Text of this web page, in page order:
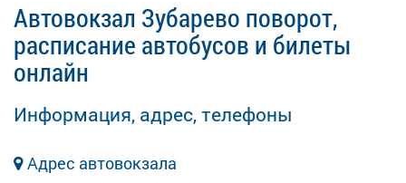
Автовокзал Зубарево поворот,
расписание автобусов и билеты
онлайн
Информация, адрес, телефоны
Адрес автовокзала